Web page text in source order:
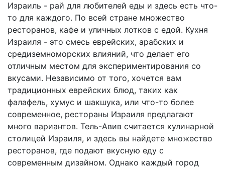
Израиль - рай для любителей еды и здесь есть что-
то для каждого. По всей стране множество
ресторанов, кафе и уличных лотков с едой. Кухня
Израиля - это смесь еврейских, арабских и
средиземноморских влияний, что делает его
отличным местом для экспериментирования со
вкусами. Независимо от того, хочется вам
традиционных еврейских блюд, таких как
фалафель, хумус и шакшука, или что-то более
современное, рестораны Израиля предлагают
много вариантов. Тель-Авив считается кулинарной
столицей Израиля, и здесь вы найдете множество
ресторанов, где подают вкусную еду с
современным дизайном. Однако каждый город